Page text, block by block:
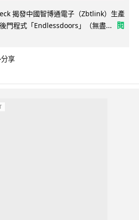
揭發中國智博通電子（Zbtlink）生產
門程式「Endlessdoors」（無盡...
閱
分享